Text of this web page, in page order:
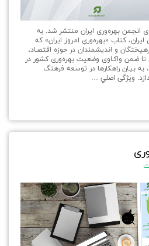
انجمن بهره‌وری ایران منتشر شد. به
کتاب «بهره‌وریِ امروز ایران» که
و‌ نظرات 18 نفر از فرهيختگان و اندیشمندان در حوزه اقتصـاد،
ضمن واکـاوی وضعیت بهره‌وری کشور در
بیـان راهکارها در توسعه فرهنگ
ویژگی اصلي …